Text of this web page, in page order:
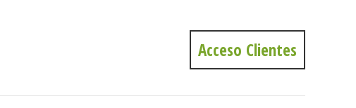
Acceso Clientes